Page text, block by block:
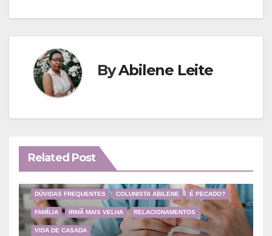
ByAbilene Leite
Related Post
DÚVIDAS FREQUENTES COLUNISTA ABILENE É PECADO?
FAMÍLIA IRMÃ MAIS VELHA RELACIONAMENTOS
VIDA DE CASADA